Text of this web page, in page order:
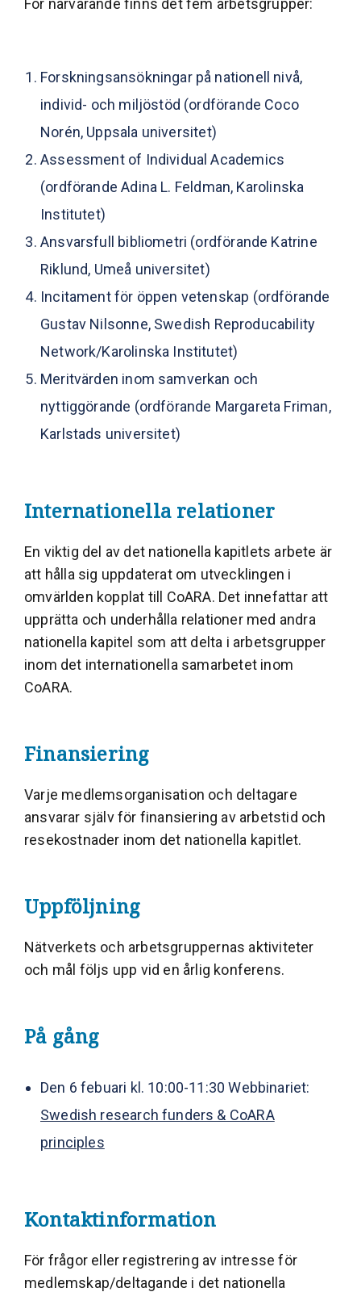
För närvarande finns det fem arbetsgrupper:
Forskningsansökningar på nationell nivå,
individ- och miljöstöd (ordförande Coco
Norén, Uppsala universitet)
Assessment of Individual Academics
(ordförandeAdina L. Feldman, Karolinska
Institutet)
Ansvarsfull bibliometri (ordförande Katrine
Riklund, Umeå universitet)
Incitament för öppen vetenskap (ordförande
Gustav Nilsonne, Swedish Reproducability
Network/Karolinska Institutet)
Meritvärden inom samverkan och
nyttiggörande (ordförande Margareta Friman,
Karlstads universitet)
Internationella relationer
En viktig del av det nationella kapitlets arbete är
att hålla sig uppdaterat om utvecklingen i
omvärlden kopplat till CoARA. Det innefattar att
upprätta och underhålla relationer med andra
nationella kapitel som att delta i arbetsgrupper
inom det internationella samarbetet inom
CoARA.
Finansiering
Varje medlemsorganisation och deltagare
ansvarar själv för finansiering av arbetstid och
resekostnader inom det nationella kapitlet.
Uppföljning
Nätverkets och arbetsgruppernas aktiviteter
och mål följs upp vid en årlig konferens.
På gång
Den 6 febuari kl. 10:00-11:30 Webbinariet:
Swedish research funders & CoARA
principles
Kontaktinformation
För frågor eller registrering av intresse för
medlemskap/deltagande i det nationella